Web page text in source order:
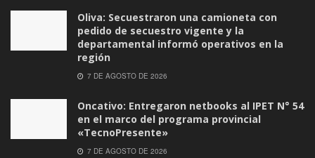
Oliva: Secuestraron una camioneta con
pedido de secuestro vigente y la
departamental informó operativos en la
región
7 DE AGOSTO DE 2026
Oncativo: Entregaron netbooks al IPET N° 54
en el marco del programa provincial
«TecnoPresente»
7 DE AGOSTO DE 2026